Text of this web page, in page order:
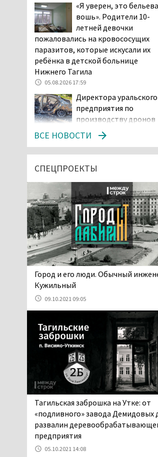
«Я уверен, это
вошь». Родители 10-
летней девочки
пожаловались на кровососущих
паразитов, которые искусали их
ребёнка в детской больнице
Нижнего Тагила
05.08.2026 17:59
Директора уральского
предприятия по
производству дронов
«Упырь» подорвали в автомобиле
под Екатеринбургом
Эксперты назвали
рыбы в Свердловской
области
05.08.2026 16:31
Осуждённый за
тагильского хоккеиста
Александра Чумарина
Самат Хазипов в очередной раз
попал на скамью подсудимых
05.08.2026 15:28
Уральского депутата
назвавшего незамужних
женщин неполноценными людьми,
неженатых мужчин — инвалидами,
проверит прокуратура (ВИДЕО)
05.08.2026 14:40
На водоёмах
Свердловской области
начала купального
погиб 21 человек
05.08.2026 14:05
Нижний Тагил на три
станет мировой
ВСЕ НОВОСТИ
СПЕЦПРОЕКТЫ
​​​​​​​Город и его люди. Обычный
Кужильный
09.10.2021 09:05
Тагильская заброшка на Утке: от
«подливного» завода Демидовых
развалин
предприятия
05.10.2021 14:08